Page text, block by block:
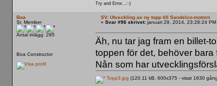
Try and Error...:-)
Boa
Sr. Member
Antal inlägg: 295
Boa Constructor
SV: Utveckling av ny topp till Sandelco-motorn
« Svar #96 skrivet:januari 29, 2014, 23:28:24 PM
Äh, nu tar jag fram en billet-
toppen för det, behöver
Nån som har
Topp3.jpg (120.11 kB, 600x375 - visat 1630